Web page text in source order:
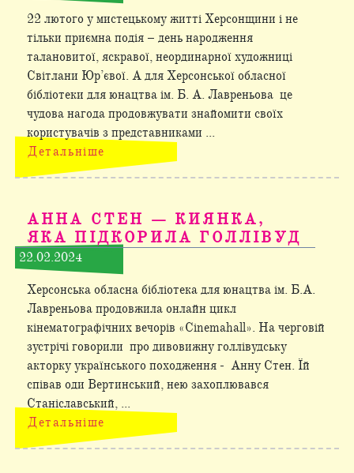
22 лютого у мистецькому житті Херсонщини і не
тільки приємна подія – день народження
талановитої, яскравої, неординарної художниці
Світлани Юр’євої. А для Херсонської обласної
бібліотеки для юнацтва ім. Б. А. Лавреньова це
чудова нагода продовжувати знайомити своїх
користувачів з представниками ...
Детальніше
АННА СТЕН — КИЯНКА,
ЯКА ПІДКОРИЛА ГОЛЛІВУД
22.02.2024
Херсонська обласна бібліотека для юнацтва ім. Б.А.
Лавреньова продовжила онлайн цикл
кінематографічних вечорів «Cinemahall». На черговій
зустрічі говорили про дивовижну голлівудську
акторку українського походження - Анну Стен. Їй
співав оди Вертинський, нею захоплювався
Станіславський, ...
Детальніше